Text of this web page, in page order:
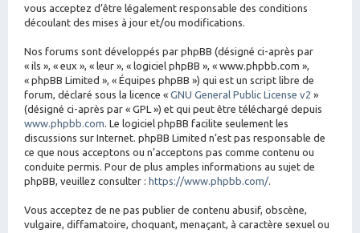
vous acceptez d’être légalement responsable des conditions
découlant des mises à jour et/ou modifications.
Nos forums sont développés par phpBB (désigné ci-après par
« ils », « eux », « leur », « logiciel phpBB », « www.phpbb.com »,
« phpBB Limited », « Équipes phpBB ») qui est un script libre de
forum, déclaré sous la licence « GNU General Public License v2 »
(désigné ci-après par « GPL ») et qui peut être téléchargé depuis
www.phpbb.com. Le logiciel phpBB facilite seulement les
discussions sur Internet. phpBB Limited n’est pas responsable de
ce que nous acceptons ou n’acceptons pas comme contenu ou
conduite permis. Pour de plus amples informations au sujet de
phpBB, veuillez consulter : https://www.phpbb.com/.
Vous acceptez de ne pas publier de contenu abusif, obscène,
vulgaire, diffamatoire, choquant, menaçant, à caractère sexuel ou